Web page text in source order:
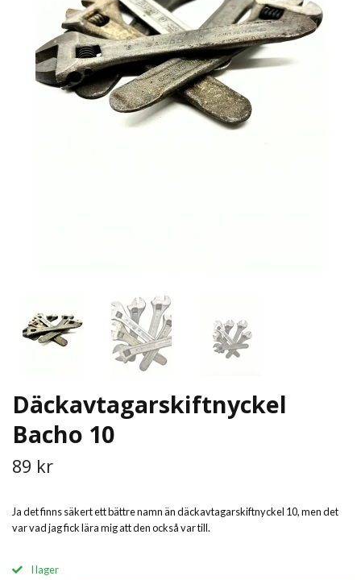
Däckavtagarskiftnyckel
Bacho 10
89 kr
Ja det finns säkert ett bättre namn än däckavtagarskiftnyckel 10, men det
var vad jag fick lära mig att den också var till.
I lager